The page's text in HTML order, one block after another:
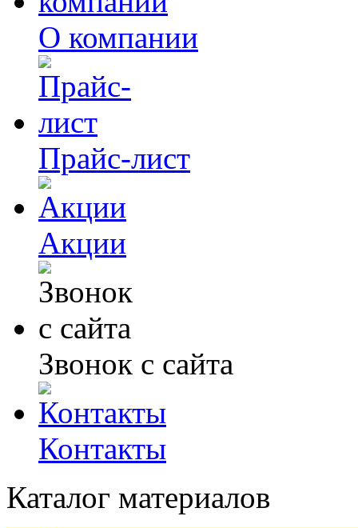
О компании
Прайс-лист
Акции
Звонок с сайта
Контакты
Каталог материалов